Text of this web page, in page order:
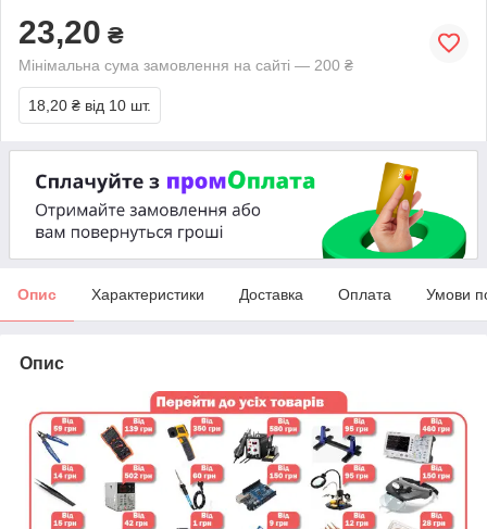
23,20 ₴
Мінімальна сума замовлення на сайті — 200 ₴
18,20 ₴ від 10 шт.
Опис Характеристики Доставка Оплата Умови
Опис